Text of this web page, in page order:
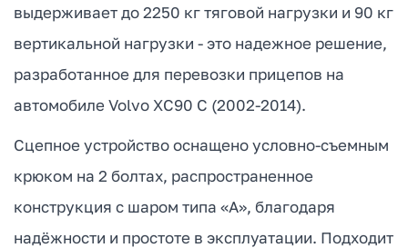
выдерживает до 2250 кг тяговой нагрузки и 90 кг
вертикальной нагрузки - это надежное решение,
разработанное для перевозки прицепов на
автомобиле Volvo XC90 C (2002-2014).
Сцепное устройство оснащено условно-съемным
крюком на 2 болтах, распространенное
конструкция с шаром типа «А», благодаря
надёжности и простоте в эксплуатации. Подходит